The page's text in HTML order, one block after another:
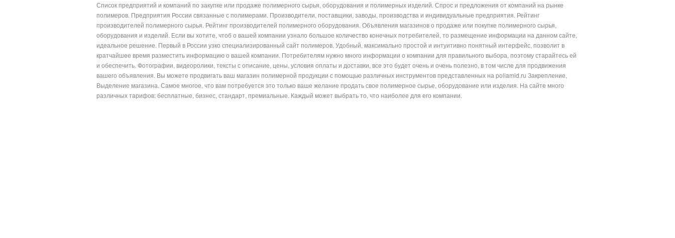
Список предприятий и компаний по закупке или продаже полимерного сырья, оборудования и полимерных изделий. Спрос и предложения от компаний на рынке
полимеров. Предприятия России связанные с полимерами. Производители, поставщики, заводы, производства и индивидуальные предприятия. Рейтинг
производителей полимерного сырья. Рейтинг производителей полимерного оборудования. Объявления магазинов о продаже или покупке полимерного сырья,
оборудования и изделий. Если вы хотите, чтоб о вашей компании узнало большое количество конечных потребителей, то размещение информации на данном сайте,
идеальное решение. Первый в России узко специализированный сайт полимеров. Удобный, максимально простой и интуитивно понятный интерфейс, позволит в
кратчайшее время разместить информацию о вашей компании. Потребителям нужно много информации о компании для правильного выбора, поэтому старайтесь ей
и обеспечить. Фотографии, видеоролики, тексты с описание, цены, условия оплаты и доставки, все это будет очень и очень полезно, в том числе для продвижения
вашего объявления. Вы можете продвигать ваш магазин полимерной продукции с помощью различных инструментов представленных на poliamid.ru Закрепление,
Выделение магазина. Самое многое, что вам потребуется это только ваше желание продать свое полимерное сырье, оборудование или изделия. На сайте много
различных тарифов: бесплатные, бизнес, стандарт, премиальные. Каждый может выбрать то, что наиболее для его компании.